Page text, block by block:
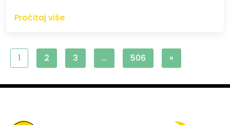
Pročitaj više
1 2 3 … 506 »